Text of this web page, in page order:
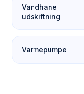
Vandhane
udskiftning
Varmepumpe